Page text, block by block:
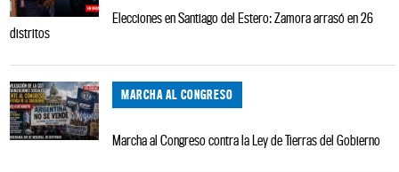
Elecciones en Santiago del Estero: Zamora arrasó en 26
distritos
MARCHA AL CONGRESO
Marcha al Congreso contra la Ley de Tierras del Gobierno